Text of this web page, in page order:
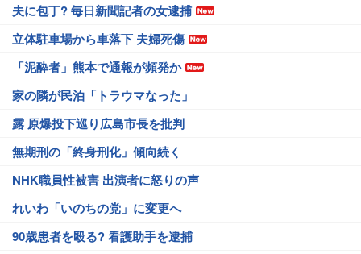
夫に包丁? 毎日新聞記者の女逮捕
立体駐車場から車落下 夫婦死傷
「泥酔者」熊本で通報が頻発か
家の隣が民泊「トラウマなった」
露 原爆投下巡り広島市長を批判
無期刑の「終身刑化」傾向続く
NHK職員性被害 出演者に怒りの声
れいわ「いのちの党」に変更へ
90歳患者を殴る? 看護助手を逮捕